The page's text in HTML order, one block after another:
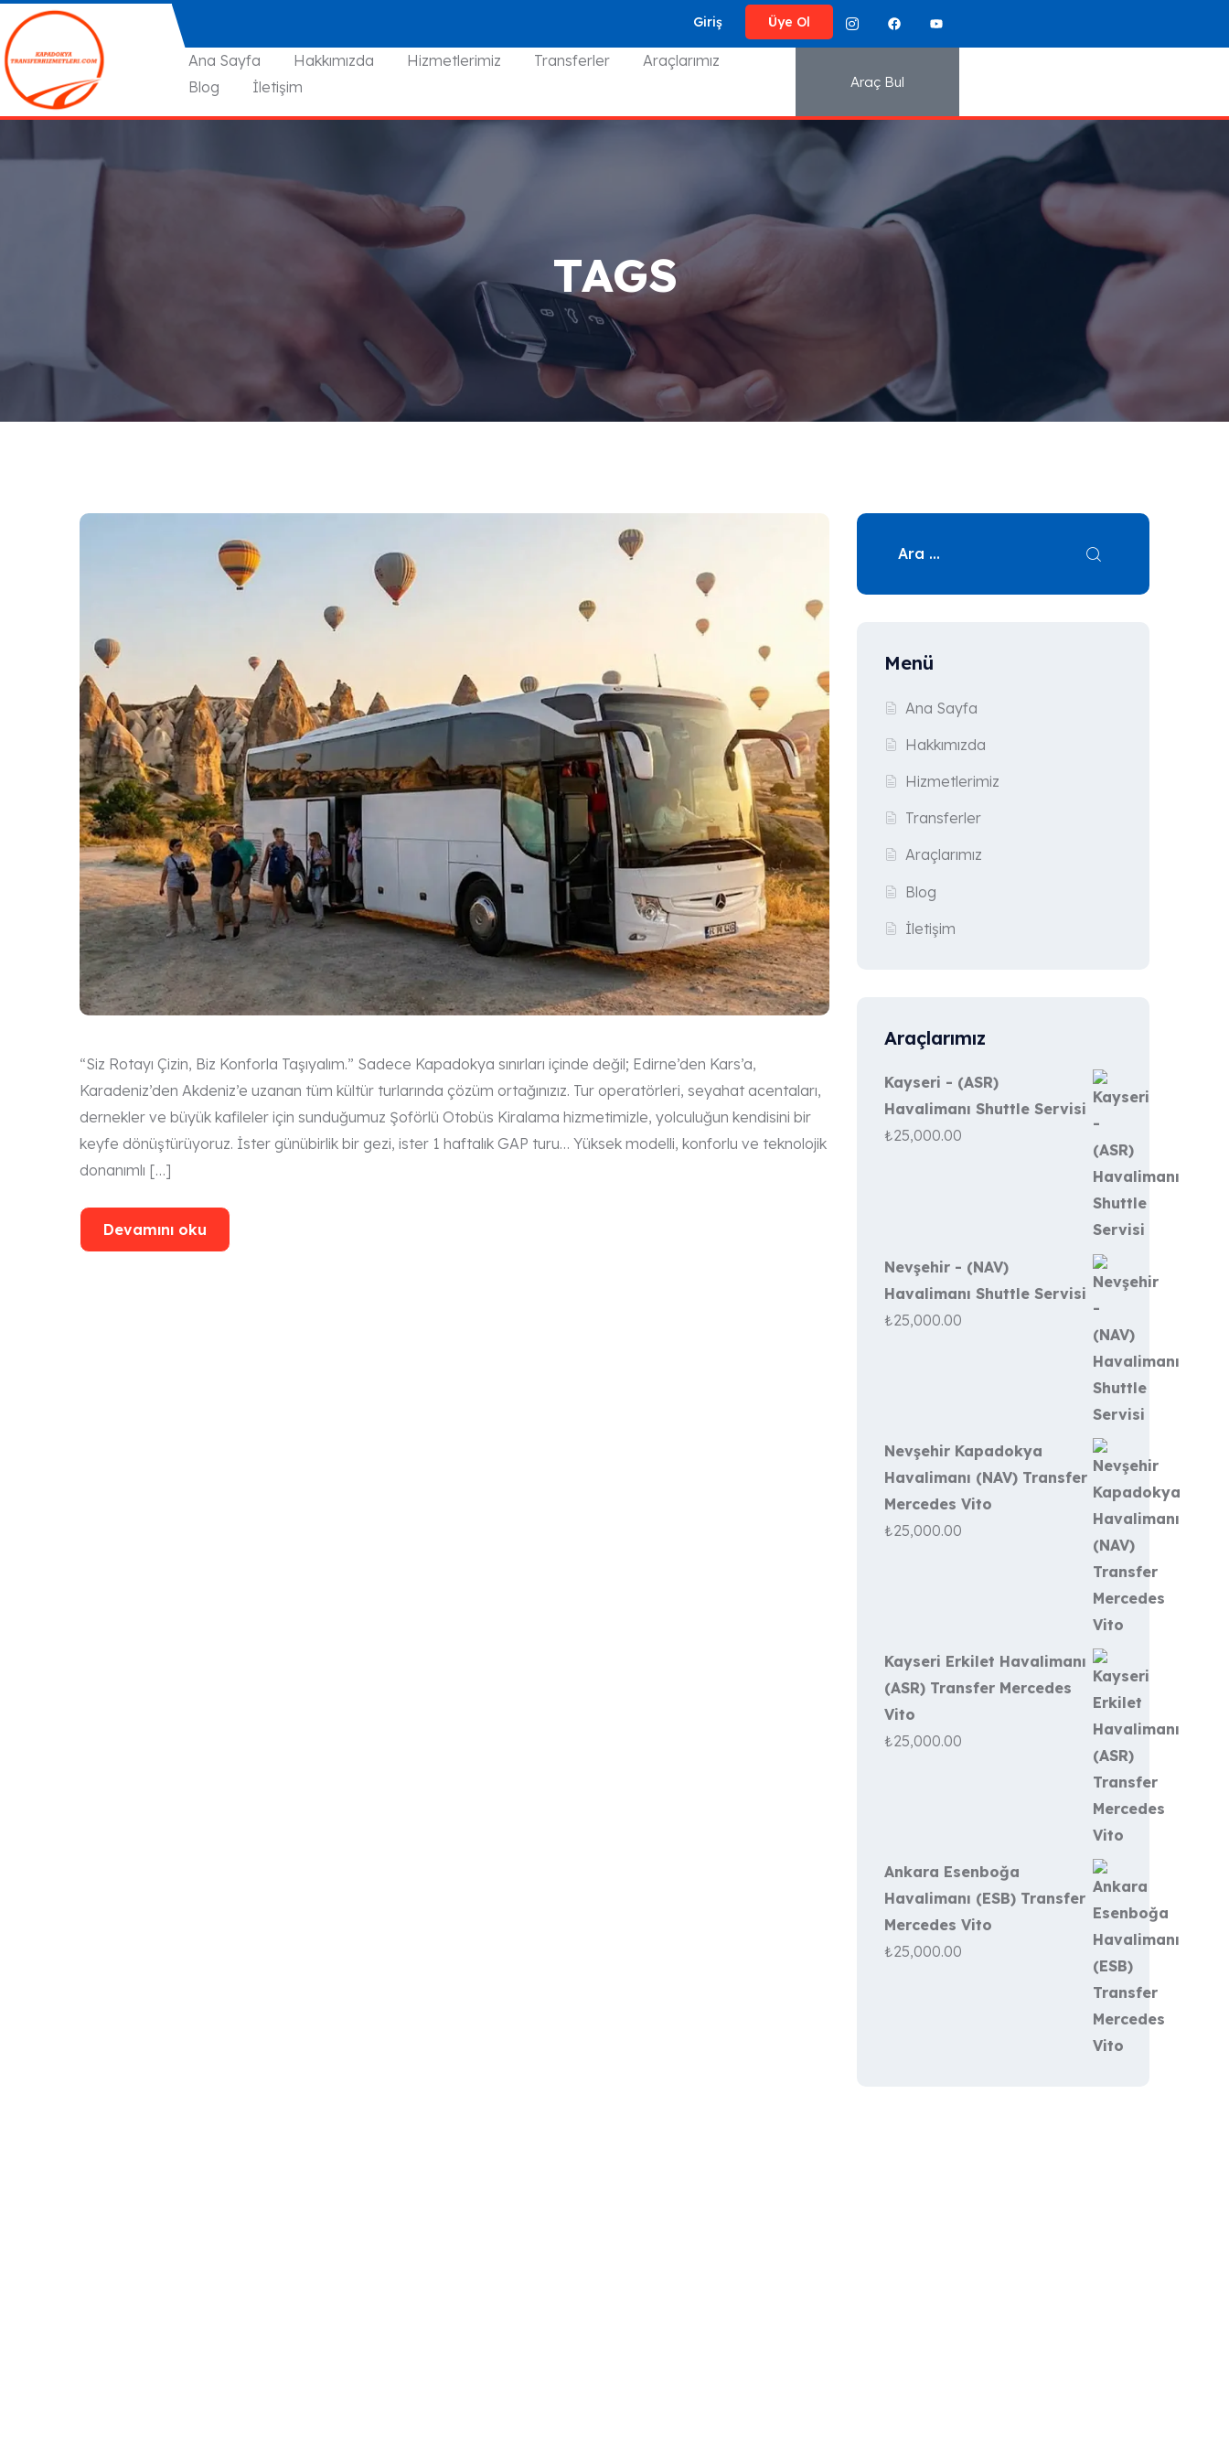
Giriş Üye Ol
Ana Sayfa Hakkımızda Hizmetlerimiz Transferler
Araçlarımız
Blog
İletişim Araç Bul
TAGS
“Siz Rotayı Çizin, Biz Konforla Taşıyalım.” Sadece Kapadokya sınırları içinde değil; Edirne’den Kars’a,
Karadeniz’den Akdeniz’e uzanan tüm kültür turlarında çözüm ortağınızız. Tur operatörleri, seyahat acentaları,
dernekler ve büyük kafileler için sunduğumuz Şoförlü Otobüs Kiralama hizmetimizle, yolculuğun kendisini bir
keyfe dönüştürüyoruz. İster günübirlik bir gezi, ister 1 haftalık GAP turu… Yüksek modelli, konforlu ve teknolojik
donanımlı […]
Devamını oku
Menü
Ana Sayfa
Hakkımızda
Hizmetlerimiz
Transferler
Araçlarımız
Blog
İletişim
Araçlarımız
Kayseri - (ASR)
Havalimanı Shuttle Servisi
₺25,000.00
Nevşehir - (NAV)
Havalimanı Shuttle Servisi
₺25,000.00
Nevşehir Kapadokya
Havalimanı (NAV) Transfer
Mercedes Vito
₺25,000.00
Kayseri Erkilet Havalimanı
(ASR) Transfer Mercedes
Vito
₺25,000.00
Ankara Esenboğa
Havalimanı (ESB) Transfer
Mercedes Vito
₺25,000.00